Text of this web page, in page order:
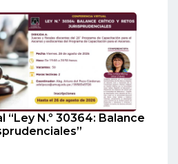
N.º 30364: Balance